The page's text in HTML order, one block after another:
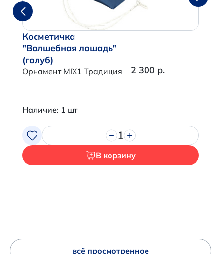
Косметичка
"Волшебная лошадь"
(голуб)
Орнамент MIX1 Традиция 2 300 р.
Наличие: 1 шт
1
В корзину
всё просмотренное